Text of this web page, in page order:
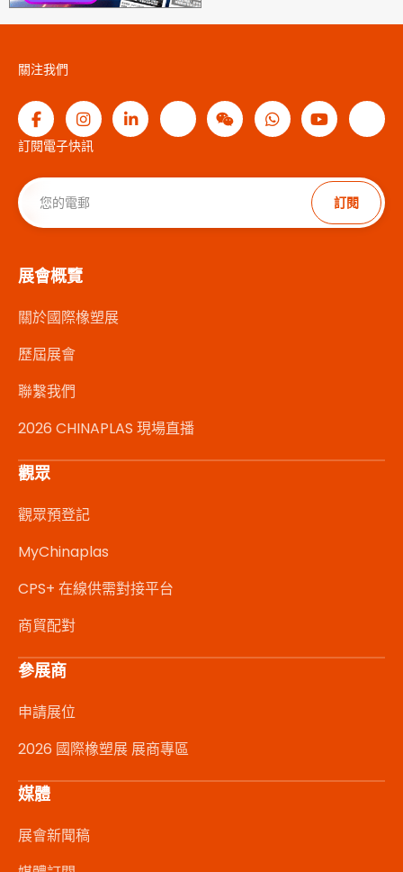
關注我們
訂閱電子快訊
訂閱
展會概覽
關於國際橡塑展
歷屆展會
聯繫我們
2026 CHINAPLAS 現場直播
觀眾
觀眾預登記
MyChinaplas
CPS+ 在線供需對接平台
商貿配對
參展商
申請展位
2026 國際橡塑展 展商專區
媒體
展會新聞稿